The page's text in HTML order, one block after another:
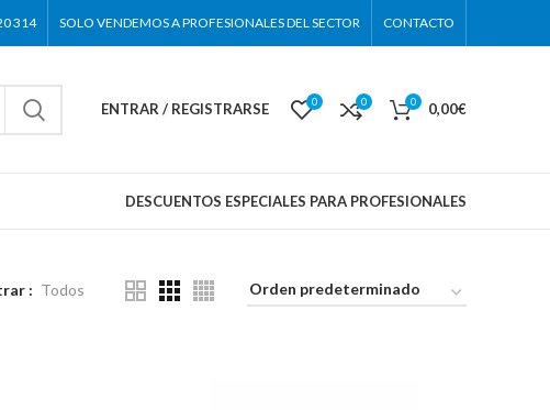
314 SOLO VENDEMOS A PROFESIONALES DEL SECTOR CONTACTO
ENTRAR / REGISTRARSE 0 0 0 0,00€
DESCUENTOS ESPECIALES PARA PROFESIONALES
Todos